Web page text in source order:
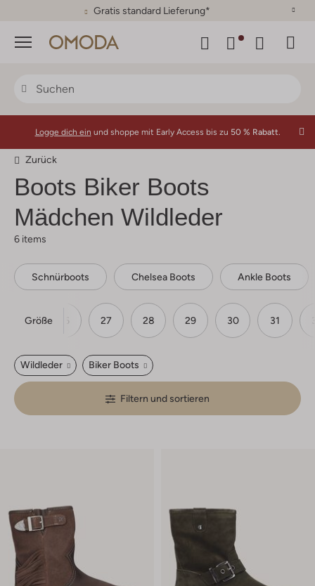
30 Tage Rückgaberecht
Menü
Logge dich ein und shoppe mit Early Access bis zu 50 % Rabatt.
Zurück
Boots Biker Boots
Mädchen Wildleder
6 items
Schnürboots Chelsea Boots Ankle Boots
Größe
25 26 27 28 29 30 31
Wildleder Biker Boots
Filtern und sortieren